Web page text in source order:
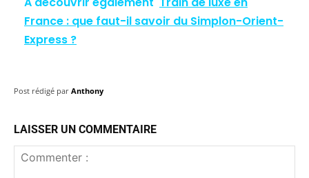
France : que faut-il savoir du Simplon-Orient-
Express ?
Post rédigé par Anthony
LAISSER UN COMMENTAIRE